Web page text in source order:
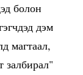
болон
дэм
магтаал,
залбирал"